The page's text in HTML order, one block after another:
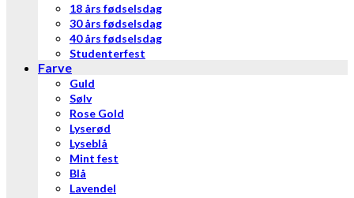
18 års fødselsdag
30 års fødselsdag
40 års fødselsdag
Studenterfest
Farve
Guld
Sølv
Rose Gold
Lyserød
Lyseblå
Mint fest
Blå
Lavendel